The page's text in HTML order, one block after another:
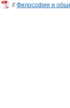
//Философия и